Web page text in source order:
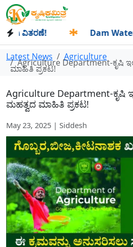
ವಿತರಣೆ! Dam Water
Latest News Agriculture
Agriculture Department-ಕೃಷಿ
ಮಾಹಿತಿ ಪ್ರಕಟ!
Agriculture Department-ಕೃಷಿ
ಮಹತ್ವದ ಮಾಹಿತಿ ಪ್ರಕಟ!
May 23, 2025 | Siddesh